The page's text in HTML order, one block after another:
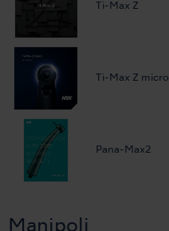
Ti-Max Z
Ti-Max Z micro
Pana-Max2
Manipoli